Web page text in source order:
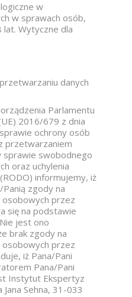
w
w sprawach osób,
lat. Wytyczne dla
danych
Parlamentu
2016/679 z dnia
ochrony osób
przetwarzaniem
sprawie swobodnego
oraz uchylenia
informujemy, iż
zgody na
przez
się na podstawie
jest ono
brak zgody na
przez
iż Pana/Pani
Pana/Pani
Instytut Ekspertyz
Sehna, 31-033